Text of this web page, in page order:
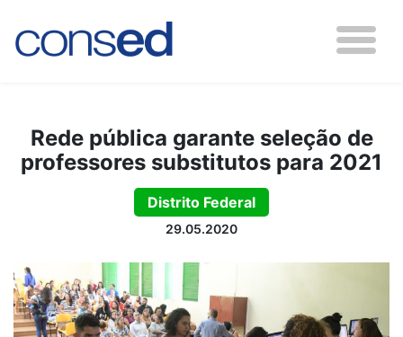
Rede pública garante seleção de
professores substitutos para 2021
Distrito Federal
29.05.2020